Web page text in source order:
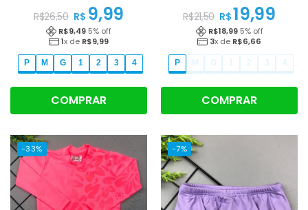
R$26,50 R$ 9,99
R$9,49 5% off
1x de R$9,99
P M G 1 2 3 4
COMPRAR
R$21,50 R$19,99
R$18,99 5% off
3x de R$6,66
P M G 1 2 3 4
COMPRAR
-33% -7%